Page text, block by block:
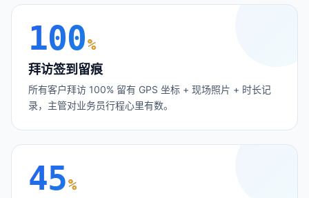
100%
拜访签到留痕
所有客户拜访 100% 留有 GPS 坐标 + 现场照片 + 时长记
录，主管对业务员行程心里有数。
45%